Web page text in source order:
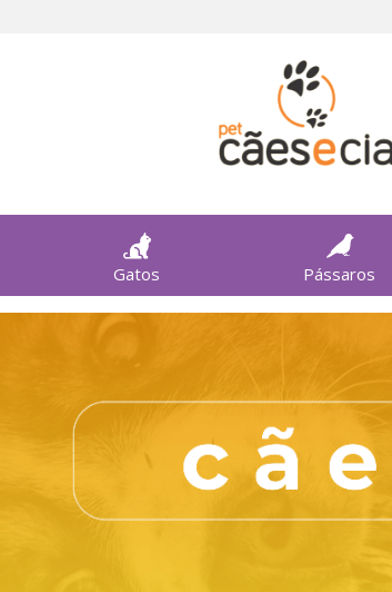
Gatos Pássaros